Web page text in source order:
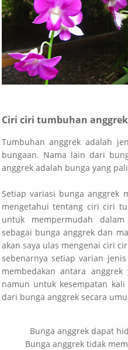
Ciri ciri tumbuhan anggrek
Tumbuhan anggrek adalah
bungaan. Nama lain dari
anggrek adalah bunga yang
Setiap variasi bunga anggrek
mengetahui tentang ciri ciri
untuk mempermudah
sebagai bunga anggrek dan
akan saya ulas mengenai ciri
sebenarnya setiap varian
membedakan antara
namun untuk kesempatan
dari bunga anggrek secara
Bunga anggrek dapat
Bunga anggrek tidak